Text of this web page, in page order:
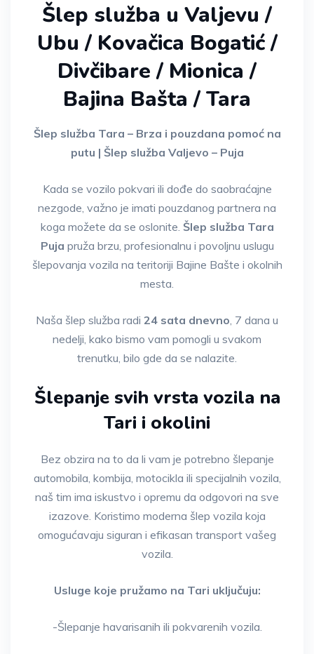
Šlep služba u Valjevu /
Ubu / Kovačica Bogatić /
Divčibare / Mionica /
Bajina Bašta / Tara
Šlep služba Tara – Brza i pouzdana pomoć na
putu | Šlep služba Valjevo – Puja
Kada se vozilo pokvari ili dođe do saobraćajne
nezgode, važno je imati pouzdanog partnera na
koga možete da se oslonite. Šlep služba Tara
Puja pruža brzu, profesionalnu i povoljnu uslugu
šlepovanja vozila na teritoriji Bajine Bašte i okolnih
mesta.
Naša šlep služba radi 24 sata dnevno, 7 dana u
nedelji, kako bismo vam pomogli u svakom
trenutku, bilo gde da se nalazite.
Šlepanje svih vrsta vozila na
Tari i okolini
Bez obzira na to da li vam je potrebno šlepanje
automobila, kombija, motocikla ili specijalnih vozila,
naš tim ima iskustvo i opremu da odgovori na sve
izazove. Koristimo moderna šlep vozila koja
omogućavaju siguran i efikasan transport vašeg
vozila.
Usluge koje pružamo na Tari uključuju:
-Šlepanje havarisanih ili pokvarenih vozila.